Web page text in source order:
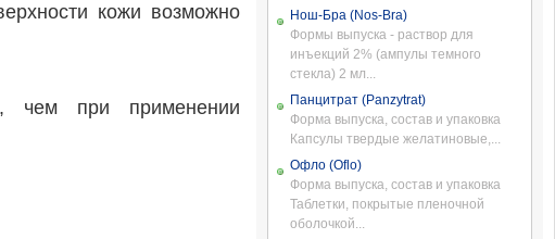
кожи возможно
чем при применении
Нош-Бра (Nos-Bra)
Формы выпуска - раствор для
инъекций 2% (ампулы темного
стекла) 2 мл...
Панцитрат (Panzytrat)
Форма выпуска, состав и упаковка
Капсулы твердые желатиновые,...
Офло (Oflo)
Форма выпуска, состав и упаковка
Таблетки, покрытые пленочной
оболочкой...